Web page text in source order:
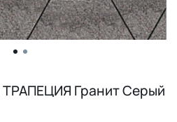
ТРАПЕЦИЯ Гранит Серый